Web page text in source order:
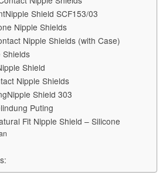
Shield SCF153/03
Nipple Shields
Nipple Shields (with Case)
Shields
Shield
Nipple Shields
Shield 303
Puting
Fit Nipple Shield – Silicone